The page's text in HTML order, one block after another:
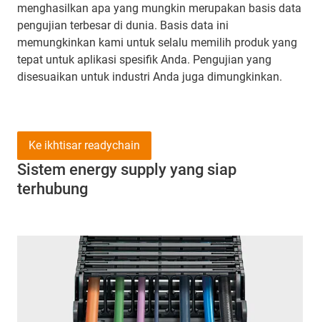
menghasilkan apa yang mungkin merupakan basis data
pengujian terbesar di dunia. Basis data ini
memungkinkan kami untuk selalu memilih produk yang
tepat untuk aplikasi spesifik Anda. Pengujian yang
disesuaikan untuk industri Anda juga dimungkinkan.
Sistem energy supply yang siap
terhubung
Ke ikhtisar readychain